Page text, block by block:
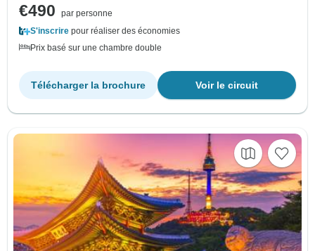
€490
par personne
S'inscrire pour réaliser des économies
Prix basé sur une chambre double
Voir le circuit
Télécharger la brochure